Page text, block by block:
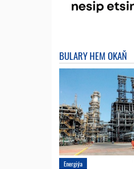
BULARY HEM OKAŇ
Energiýa